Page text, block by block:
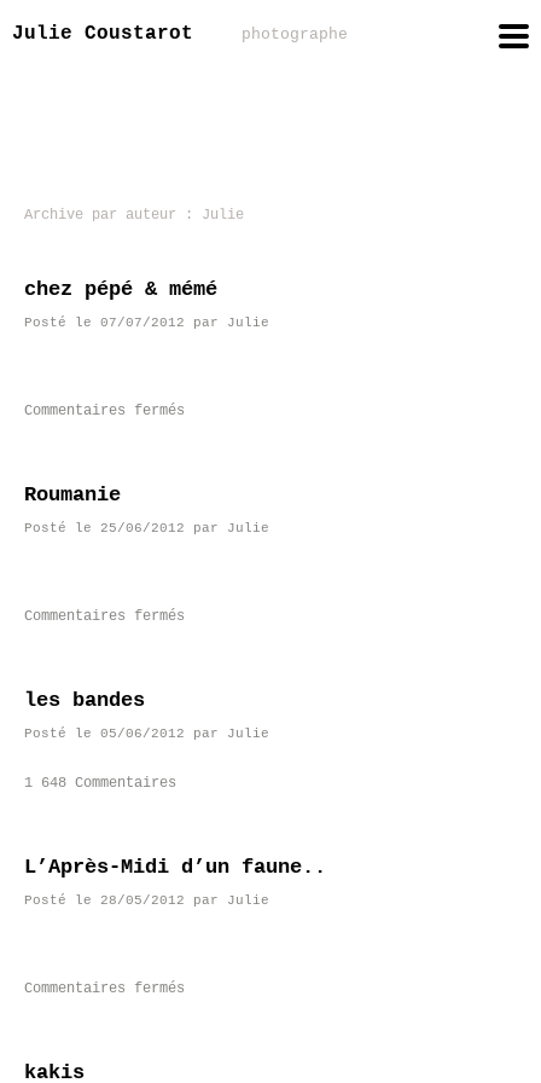
Julie Coustarot photographe
Archive par auteur : Julie
chez pépé & mémé
Posté le 07/07/2012 par Julie
Commentaires fermés
Roumanie
Posté le 25/06/2012 par Julie
Commentaires fermés
les bandes
Posté le 05/06/2012 par Julie
1 648 Commentaires
L’Après-Midi d’un faune..
Posté le 28/05/2012 par Julie
Commentaires fermés
kakis